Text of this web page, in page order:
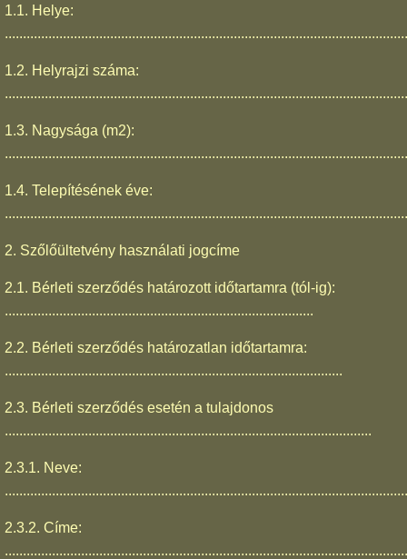
1.1. Helye:
1.2. Helyrajzi száma:
1.3. Nagysága (m2):
1.4. Telepítésének éve:
2. Szőlőültetvény használati jogcíme
2.1. Bérleti szerződés határozott időtartamra (tól-ig):
.....................................................................................
2.2. Bérleti szerződés határozatlan időtartamra:
.............................................................................................
2.3. Bérleti szerződés esetén a tulajdonos
.....................................................................................................
2.3.1. Neve:
2.3.2. Címe: